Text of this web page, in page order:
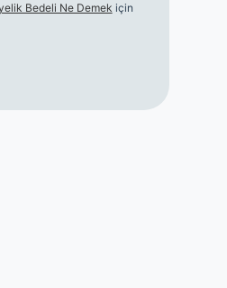
Bedeli Ne Demek için